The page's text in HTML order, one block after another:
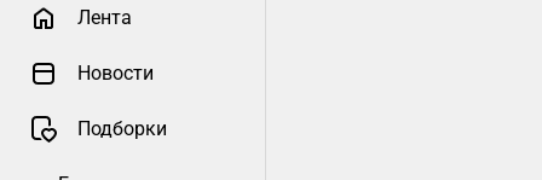
Лента
Новости
Подборки